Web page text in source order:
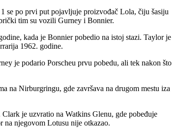
se po prvi put pojavljuje proizvođač Lola, čiju šasiju
tim su vozili Gurney i Bonnier.
kada je Bonnier pobedio na istoj stazi. Taylor je
1962. godine.
je podario Porscheu prvu pobedu, ali tek nakon što
na Nirburgringu, gde završava na drugom mestu iza
je uzvratio na Watkins Glenu, gde pobeđuje
njegovom Lotusu nije otkazao.